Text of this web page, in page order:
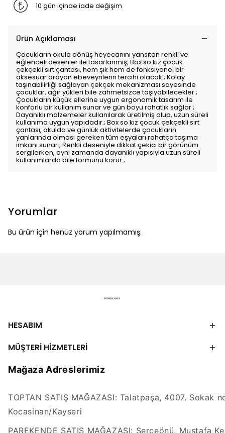
10 gün içinde iade değişim
Ürün Açıklaması
Çocukların okula dönüş heyecanını yansıtan renkli ve
eğlenceli desenler ile tasarlanmış, Box so kız çocuk
çekçekli sırt çantası, hem şık hem de fonksiyonel bir
aksesuar arayan ebeveynlerin tercihi olacak.; Kolay
taşınabilirliği sağlayan çekçek mekanizması sayesinde
çocuklar, ağır yükleri bile zahmetsizce taşıyabilecekler.;
Çocukların küçük ellerine uygun ergonomik tasarım ile
konforlu bir kullanım sunar ve gün boyu rahatlık sağlar.;
Dayanıklı malzemeler kullanılarak üretilmiş olup, uzun süreli
kullanıma uygun yapıdadır.; Box so kız çocuk çekçekli sırt
çantası, okulda ve günlük aktivitelerde çocukların
yanlarında olması gereken tüm eşyaları rahatça taşıma
imkanı sunar.; Renkli deseniyle dikkat çekici bir görünüm
sergilerken, aynı zamanda dayanıklı yapısıyla uzun süreli
kullanımlarda bile formunu korur.;
Yorumlar
Bu ürün için henüz yorum yapılmamış.
HESABIM
MÜŞTERİ HİZMETLERİ
Mağaza Adreslerimiz
TOPTAN SATIŞ MAĞAZASI: Talatpaşa, 4007. Sokak
Kocasinan/Kayseri
PAREKENDE SATIŞ MAĞAZASI: Serçeönü, Mustafa